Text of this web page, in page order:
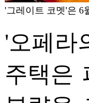
'그레이트 코멧'은 6
'오페라
주택은